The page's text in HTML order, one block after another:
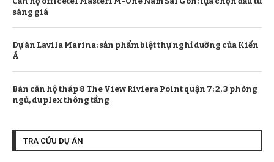
sáng giá
Dự án Lavila Marina: sản phẩm biệt thự nghỉ dưỡng của Kiến
Á
Bán căn hộ tháp 8 The View Riviera Point quận 7: 2, 3 phòng
ngủ, duplex thông tầng
TRA CỨU DỰ ÁN